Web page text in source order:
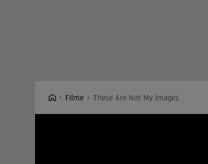
Filme These Are Not My Images